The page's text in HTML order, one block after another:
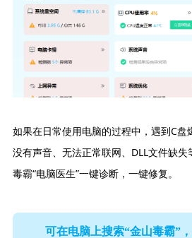
如果在日常使用电脑的过程中，遇到C盘
没有声音、无法正常联网、DLL文件缺
毒霸“电脑医生”一键诊断，一键修复。
可在电脑上搜索“金山毒霸”